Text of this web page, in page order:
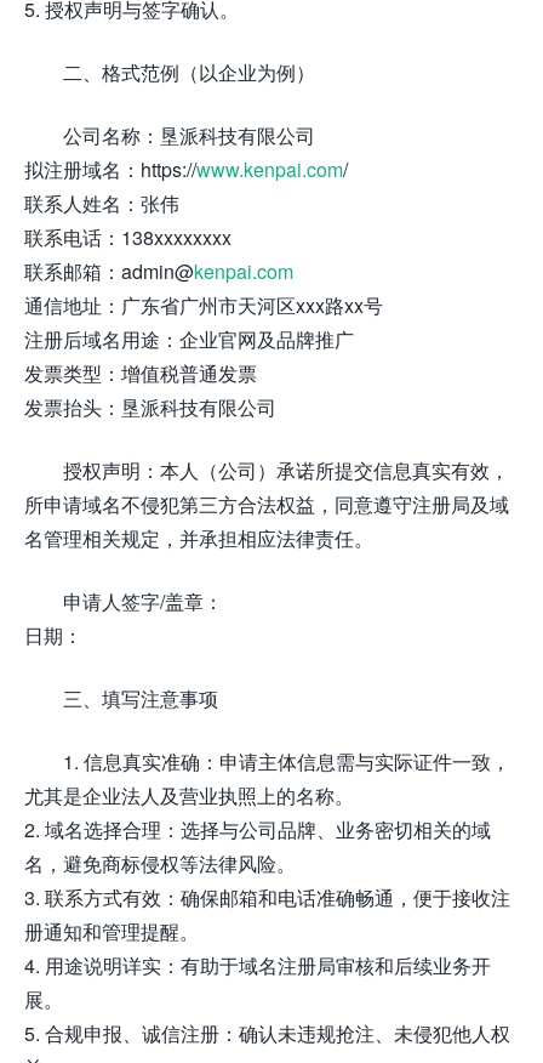
5. 授权声明与签字确认。
二、格式范例（以企业为例）
公司名称：垦派科技有限公司
拟注册域名：https://www.kenpai.com/
联系人姓名：张伟
联系电话：138xxxxxxxx
联系邮箱：admin@kenpai.com
通信地址：广东省广州市天河区xxx路xx号
注册后域名用途：企业官网及品牌推广
发票类型：增值税普通发票
发票抬头：垦派科技有限公司
授权声明：本人（公司）承诺所提交信息真实有效，
所申请域名不侵犯第三方合法权益，同意遵守注册局及域
名管理相关规定，并承担相应法律责任。
申请人签字/盖章：
日期：
三、填写注意事项
1. 信息真实准确：申请主体信息需与实际证件一致，
尤其是企业法人及营业执照上的名称。
2. 域名选择合理：选择与公司品牌、业务密切相关的域
名，避免商标侵权等法律风险。
3. 联系方式有效：确保邮箱和电话准确畅通，便于接收注
册通知和管理提醒。
4. 用途说明详实：有助于域名注册局审核和后续业务开
展。
5. 合规申报、诚信注册：确认未违规抢注、未侵犯他人权